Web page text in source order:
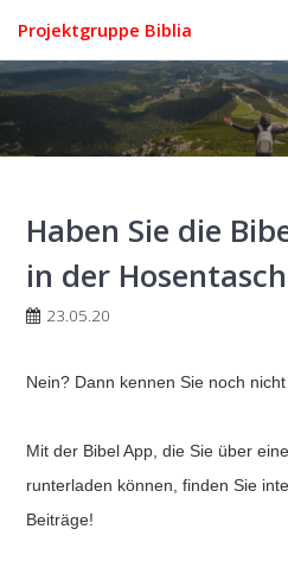
Haben Sie die
in der
23.05.20
Nein? Dann kennen Sie noch
Mit der Bibel App, die Sie über
runterladen können, finden Sie
Beiträge!
Projektgruppe Biblia